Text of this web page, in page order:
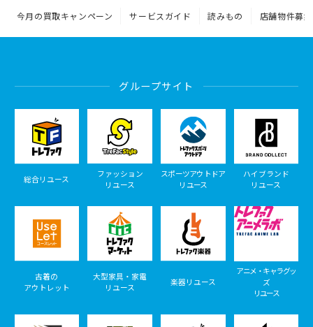
今月の買取キャンペーン サービスガイド 読みもの 店舗物件募集
グループサイト
総合リユース
ファッション
リユース
スポーツアウトドア
リユース
ハイブランド
リユース
古着の
アウトレット
大型家具・家電
リユース
楽器リユース
アニメ・キャラグッ
ズ
リユース